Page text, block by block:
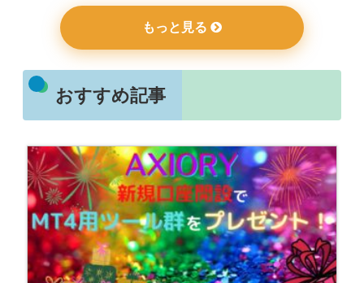
もっと見る
おすすめ記事